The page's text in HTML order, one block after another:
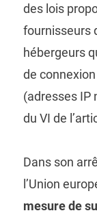
des lois
fournisseurs
hébergeurs
de
(adresses IP
du VI de
Dans son
l’Union
mesure de